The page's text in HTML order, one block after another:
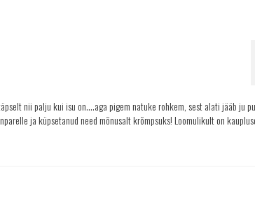
nii palju kui isu on….aga pigem natuke rohkem, sest alati jääb ju
ja küpsetanud need mõnusalt krõmpsuks! Loomulikult on